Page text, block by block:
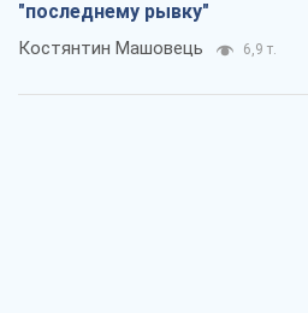
"последнему рывку"
Костянтин Машовець 6,9 т.